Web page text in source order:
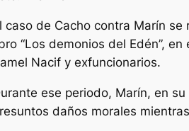
caso de Cacho contra Marín se
“Los demonios del Edén”,
Nacif y exfuncionarios.
ese periodo, Marín, en
daños morales